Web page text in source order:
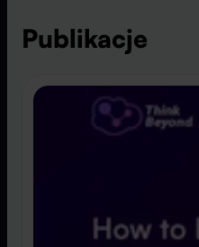
Publikacje